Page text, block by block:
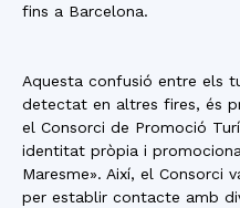
fins a Barcelona.
Aquesta confusió entre els
detectat en altres fires, és
el Consorci de Promoció
identitat pròpia i
Maresme». Així, el Consorci
per establir contacte amb